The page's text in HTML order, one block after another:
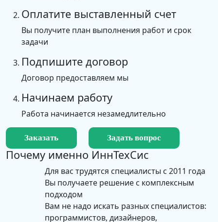
Оплатите выставленный счет
Вы получите план выполнения работ и срок
задачи
Подпишите договор
Договор предоставляем мы
Начинаем работу
Работа начинается незамедлительно
Заказать Задать вопрос
Почему именно ИннТехСис
Для вас трудятся специалисты с 2011 года
Вы получаете решение с комплексным
подходом
Вам не надо искать разных специалистов:
программистов, дизайнеров,